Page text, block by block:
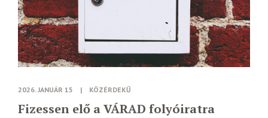
2026. JANUÁR 15 | KÖZÉRDEKŰ
Fizessen elő a VÁRAD folyóiratra